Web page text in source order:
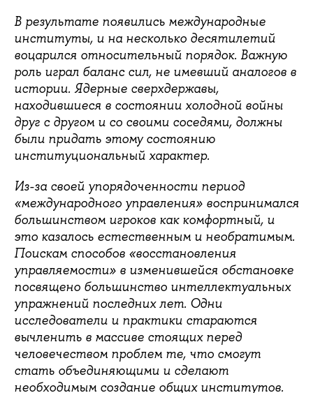
В результате появились международные
институты, и на несколько десятилетий
воцарился относительный порядок. Важную
роль играл баланс сил, не имевший аналогов в
истории. Ядерные сверхдержавы,
находившиеся в состоянии холодной войны
друг с другом и со своими соседями, должны
были придать этому состоянию
институциональный характер.
Из-за своей упорядоченности период
«международного управления» воспринимался
большинством игроков как комфортный, и
это казалось естественным и необратимым.
Поискам способов «восстановления
управляемости» в изменившейся обстановке
посвящено большинство интеллектуальных
упражнений последних лет. Одни
исследователи и практики стараются
вычленить в массиве стоящих перед
человечеством проблем те, что смогут
стать объединяющими и сделают
необходимым создание общих институтов.